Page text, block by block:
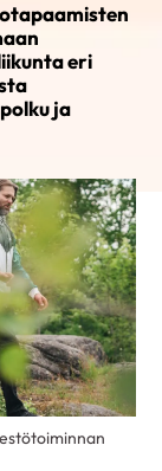
eri
ja